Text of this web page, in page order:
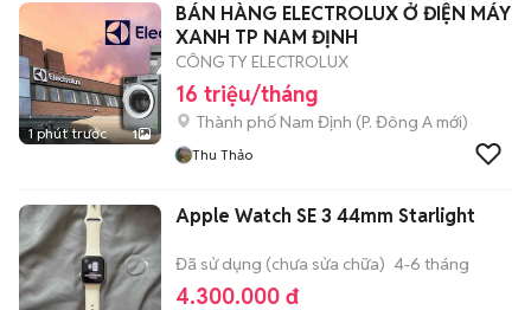
1 phút trước 1
BÁN HÀNG ELECTROLUX Ở ĐIỆN MÁY
XANH TP NAM ĐỊNH
CÔNG TY ELECTROLUX
16 triệu/tháng
Thành phố Nam Định (P. Đông A mới)
Thu Thảo
Apple Watch SE 3 44mm Starlight
Đã sử dụng (chưa sửa chữa) 4-6 tháng
4.300.000 đ